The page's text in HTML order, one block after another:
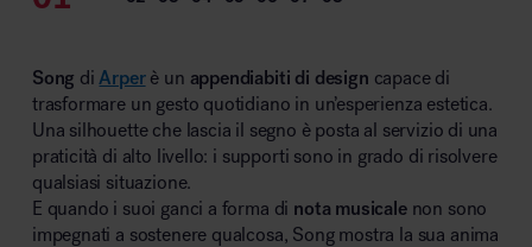
Song di Arperè un appendiabiti di design capace di
trasformare un gesto quotidiano in un’esperienza estetica.
Una silhouette che lascia il segno è posta al servizio di una
praticità di alto livello: i supporti sono in grado di risolvere
qualsiasi situazione.
E quando i suoi ganci a forma di nota musicalenon sono
impegnati a sostenere qualcosa, Song mostra la sua anima